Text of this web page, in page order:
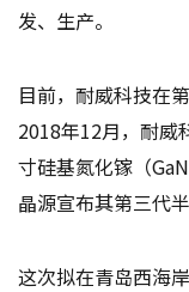
发、生产。
目前，耐威科技在
2018年12月，耐
寸硅基氮化镓（
晶源宣布其第三代
这次拟在青岛西海